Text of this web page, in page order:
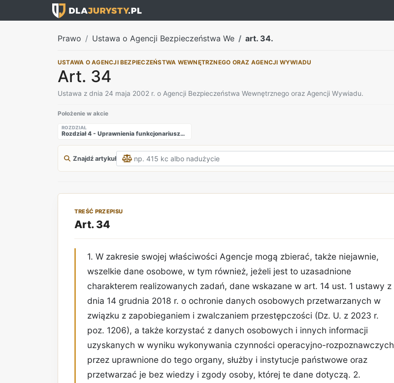
Prawo Ustawa o Agencji Bezpieczeństwa We art. 34.
USTAWA O AGENCJI BEZPIECZEŃSTWA WEWNĘTRZNEGO ORAZ AGENCJI WYWIADU
Art. 34
Ustawa z dnia 24 maja 2002 r. o Agencji Bezpieczeństwa Wewnętrznego oraz Agencji Wywiadu.
Położenie w akcie
ROZDZIAŁ
Rozdział 4 - Uprawnienia funkcjonariuszy Agencji Bezpieczeństwa Wewnętrznego oraz Agencji Wywiadu
Znajdź artykuł
TREŚĆ PRZEPISU
Art. 34
1. W zakresie swojej właściwości Agencje mogą zbierać, także niejawnie,
wszelkie dane osobowe, w tym również, jeżeli jest to uzasadnione
charakterem realizowanych zadań, dane wskazane w art. 14 ust. 1 ustawy z
dnia 14 grudnia 2018 r. o ochronie danych osobowych przetwarzanych w
związku z zapobieganiem i zwalczaniem przestępczości (Dz. U. z 2023 r.
poz. 1206), a także korzystać z danych osobowych i innych informacji
uzyskanych w wyniku wykonywania czynności operacyjno-rozpoznawczych
przez uprawnione do tego organy, służby i instytucje państwowe oraz
przetwarzać je bez wiedzy i zgody osoby, której te dane dotyczą. 2.